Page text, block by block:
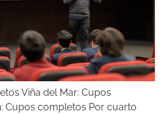
Viña del Mar: Cupos
Cupos completos Por cuarto